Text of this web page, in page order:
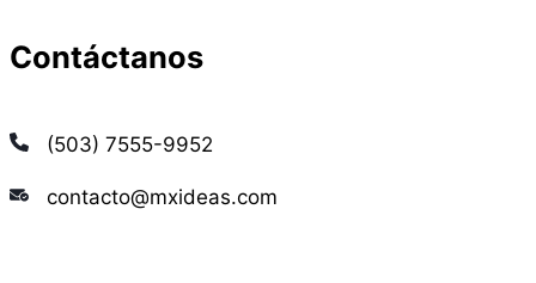
Contáctanos
(503) 7555-9952
contacto@mxideas.com